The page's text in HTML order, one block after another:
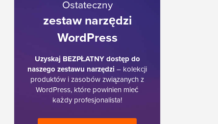
Ostateczny
zestaw narzędzi
WordPress
Uzyskaj BEZPŁATNY dostęp do
naszego zestawu narzędzi – kolekcji
produktów i zasobów związanych z
WordPress, które powinien mieć
każdy profesjonalista!